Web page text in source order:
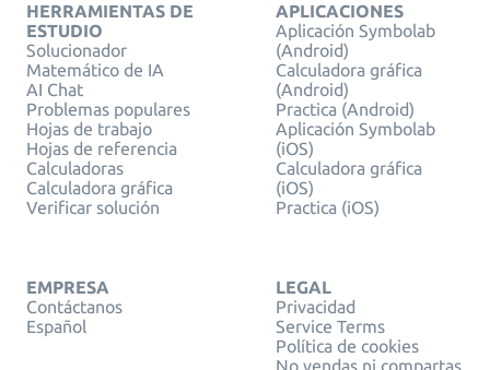
HERRAMIENTAS DE
ESTUDIO
Solucionador
Matemático de IA
AI Chat
Problemas populares
Hojas de trabajo
Hojas de referencia
Calculadoras
Calculadora gráfica
Verificar solución
APLICACIONES
Aplicación Symbolab
(Android)
Calculadora gráfica
(Android)
Practica (Android)
Aplicación Symbolab
(iOS)
Calculadora gráfica
(iOS)
Practica (iOS)
EMPRESA
Contáctanos
Español
LEGAL
Privacidad
Service Terms
Política de cookies